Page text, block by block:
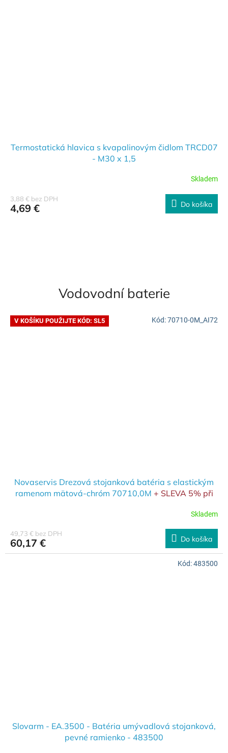
Termostatická hlavica s kvapalinovým čidlom TRCD07
- M30 x 1,5
Skladem
3,88 € bez DPH
4,69 € Do košíka
Vodovodní baterie
V KOŠÍKU POUŽIJTE KÓD: SL5
Novaservis Drezová stojanková batéria s elastickým
ramenom mätová-chróm 70710,0M + SLEVA 5% při
Skladem
49,73 € bez DPH
60,17 € Do košíka
Kód:70710-0M_AI72
Slovarm - EA.3500 - Batéria umývadlová stojanková,
pevné ramienko - 483500
Kód:483500